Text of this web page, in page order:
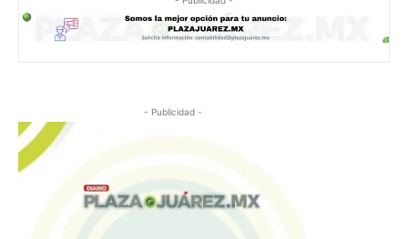
- Publicidad -